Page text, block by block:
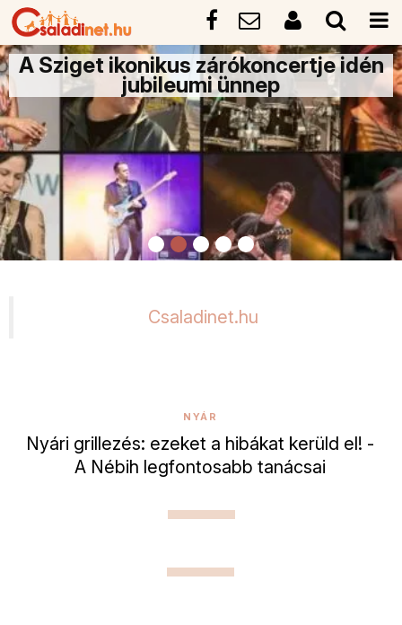
A Sziget ikonikus zárókoncertje idén
jubileumi ünnep
Csaladinet.hu
NYÁR
Nyári grillezés: ezeket a hibákat kerüld el! -
A Nébih legfontosabb tanácsai